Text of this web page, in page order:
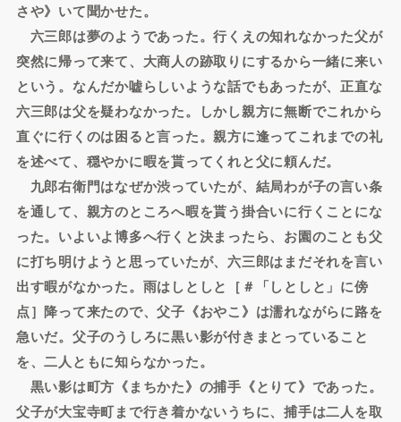
さや》いて聞かせた。
六三郎は夢のようであった。行くえの知れなかった父が
突然に帰って来て、大商人の跡取りにするから一緒に来い
という。なんだか嘘らしいような話でもあったが、正直な
六三郎は父を疑わなかった。しかし親方に無断でこれから
直ぐに行くのは困ると言った。親方に逢ってこれまでの礼
を述べて、穏やかに暇を貰ってくれと父に頼んだ。
九郎右衛門はなぜか渋っていたが、結局わが子の言い条
を通して、親方のところへ暇を貰う掛合いに行くことにな
った。いよいよ博多へ行くと決まったら、お園のことも父
に打ち明けようと思っていたが、六三郎はまだそれを言い
出す暇がなかった。雨はしとしと［＃「しとしと」に傍
点］降って来たので、父子《おやこ》は濡れながらに路を
急いだ。父子のうしろに黒い影が付きまとっていること
を、二人ともに知らなかった。
黒い影は町方《まちかた》の捕手《とりて》であった。
父子が大宝寺町まで行き着かないうちに、捕手は二人を取